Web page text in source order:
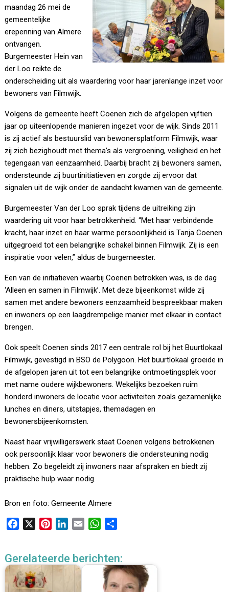
maandag 26 mei de
gemeentelijke
erepenning van Almere
ontvangen.
Burgemeester Hein van
der Loo reikte de
onderscheiding uit als waardering voor haar jarenlange inzet voor
bewoners van Filmwijk.
Volgens de gemeente heeft Coenen zich de afgelopen vijftien
jaar op uiteenlopende manieren ingezet voor de wijk. Sinds 2011
is zij actief als bestuurslid van bewonersplatform Filmwijk, waar
zij zich bezighoudt met thema’s als vergroening, veiligheid en het
tegengaan van eenzaamheid. Daarbij bracht zij bewoners samen,
ondersteunde zij buurtinitiatieven en zorgde zij ervoor dat
signalen uit de wijk onder de aandacht kwamen van de gemeente.
Burgemeester Van der Loo sprak tijdens de uitreiking zijn
waardering uit voor haar betrokkenheid. “Met haar verbindende
kracht, haar inzet en haar warme persoonlijkheid is Tanja Coenen
uitgegroeid tot een belangrijke schakel binnen Filmwijk. Zij is een
inspiratie voor velen,” aldus de burgemeester.
Een van de initiatieven waarbij Coenen betrokken was, is de dag
‘Alleen en samen in Filmwijk’. Met deze bijeenkomst wilde zij
samen met andere bewoners eenzaamheid bespreekbaar maken
en inwoners op een laagdrempelige manier met elkaar in contact
brengen.
Ook speelt Coenen sinds 2017 een centrale rol bij het Buurtlokaal
Filmwijk, gevestigd in BSO de Polygoon. Het buurtlokaal groeide in
de afgelopen jaren uit tot een belangrijke ontmoetingsplek voor
met name oudere wijkbewoners. Wekelijks bezoeken ruim
honderd inwoners de locatie voor activiteiten zoals gezamenlijke
lunches en diners, uitstapjes, themadagen en
bewonersbijeenkomsten.
Naast haar vrijwilligerswerk staat Coenen volgens betrokkenen
ook persoonlijk klaar voor bewoners die ondersteuning nodig
hebben. Zo begeleidt zij inwoners naar afspraken en biedt zij
praktische hulp waar nodig.
Bron en foto: Gemeente Almere
e
b
o
t
k
i
W
t
s
A
e
n
Gerelateerde berichten: